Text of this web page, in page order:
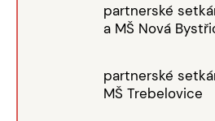
partnerské
a MŠ Nová
partnerské
MŠ Trebelovice